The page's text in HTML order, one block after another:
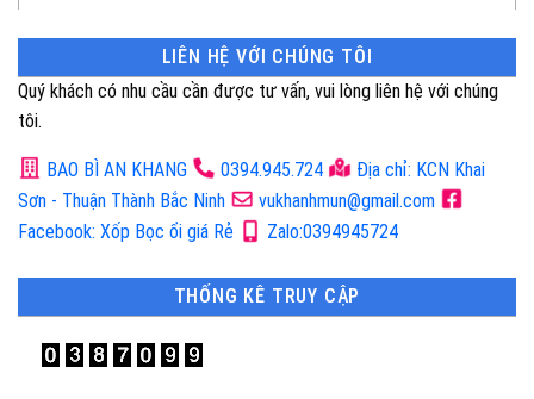
LIÊN HỆ VỚI CHÚNG TÔI
Quý khách có nhu cầu cần được tư vấn, vui lòng liên hệ với chúng
tôi.
BAO BÌ AN KHANG 0394.945.724
Địa chỉ: KCN Khai
Sơn - Thuận Thành Bắc Ninh
vukhanhmun@gmail.com
Facebook: Xốp Bọc ổi giá Rẻ
Zalo:0394945724
THỐNG KÊ TRUY CẬP